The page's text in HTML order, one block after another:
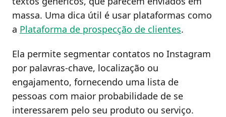
massa. Uma dica útil é usar plataformas como
a Plataforma de prospecção de clientes.
Ela permite segmentar contatos no Instagram
por palavras-chave, localização ou
engajamento, fornecendo uma lista de
pessoas com maior probabilidade de se
interessarem pelo seu produto ou serviço.